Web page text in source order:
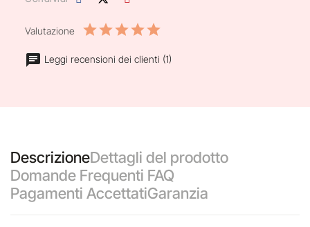
Valutazione
Leggi recensioni dei clienti (1)
DescrizioneDettagli del prodotto
Domande Frequenti FAQ
Pagamenti AccettatiGaranzia